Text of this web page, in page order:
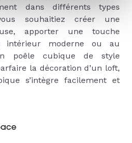
dans différents types
souhaitiez créer une
apporter une touche
intérieur moderne ou au
poêle cubique de style
la décoration d’un loft,
s’intègre facilement et